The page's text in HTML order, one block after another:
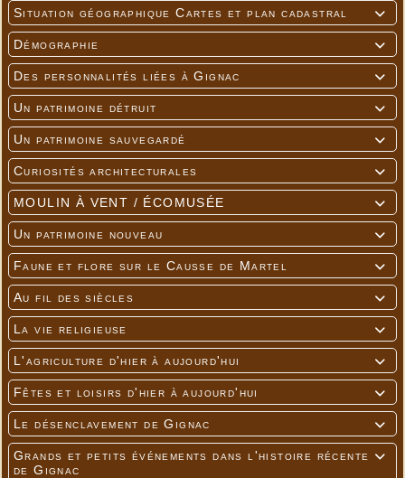

Situation géographique Cartes et plan cadastral

Démographie

Des personnalités liées à Gignac

Un patrimoine détruit

Un patrimoine sauvegardé

Curiosités architecturales

MOULIN À VENT / ÉCOMUSÉE

Un patrimoine nouveau

Faune et flore sur le Causse de Martel

Au fil des siècles

La vie religieuse

L'agriculture d'hier à aujourd'hui

Fêtes et loisirs d'hier à aujourd'hui

Le désenclavement de Gignac

Grands et petits événements dans l'histoire récente
de Gignac